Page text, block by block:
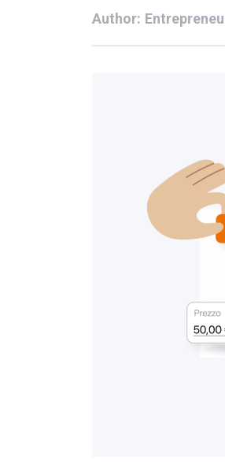
Author: